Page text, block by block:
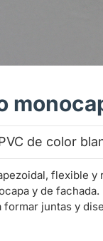
de color
flexible y
y de fachada.
formar juntas y